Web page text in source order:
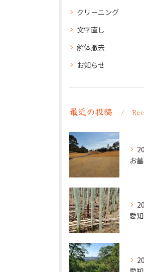
クリーニング
文字直し
解体撤去
お知らせ
最近の投稿